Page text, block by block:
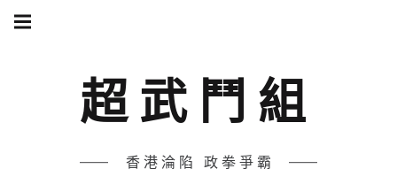
Skip
超武鬥組
香港淪陷 政拳爭霸
navigation